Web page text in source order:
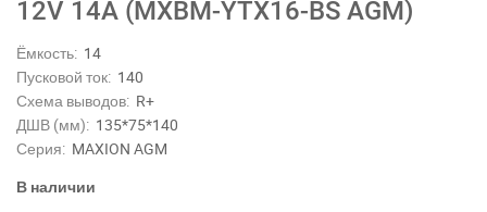
12V 14A (MXBM-YTX16-BS AGM)
Ёмкость: 14
Пусковой ток: 140
Схема выводов: R+
ДШВ (мм): 135*75*140
Серия: MAXION AGM
В наличии